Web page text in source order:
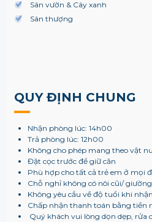
Sân vườn & Cây xanh
Sân thượng
QUY ĐỊNH CHUNG
Nhận phòng lúc: 14h00
Trả phòng lúc: 12h00
Không cho phép mang theo vật
Đặt cọc trước để giữ căn
Phù hợp cho tất cả trẻ em ở mọi
Chỗ nghỉ không có nôi cũi/
Không yêu cầu về độ tuổi khi
Chấp nhận thanh toán bằng tiền
Quý khách vui lòng dọn dẹp, rửa